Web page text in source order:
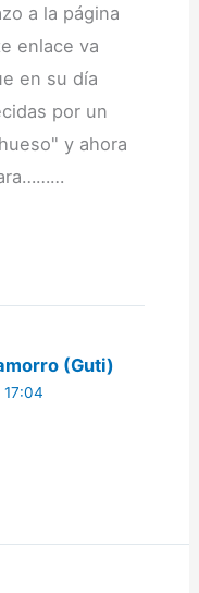
a la página
enlace va
en su día
por un
y ahora
(Guti)